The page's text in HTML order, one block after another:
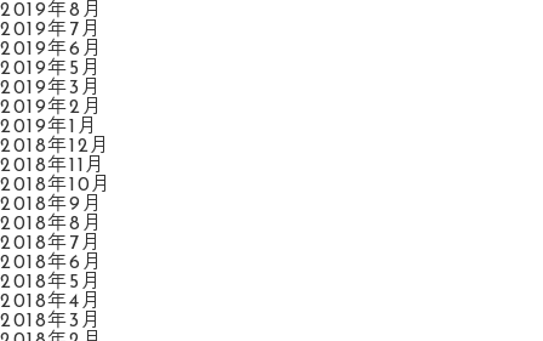
2019年8月
2019年7月
2019年6月
2019年5月
2019年3月
2019年2月
2019年1月
2018年12月
2018年11月
2018年10月
2018年9月
2018年8月
2018年7月
2018年6月
2018年5月
2018年4月
2018年3月